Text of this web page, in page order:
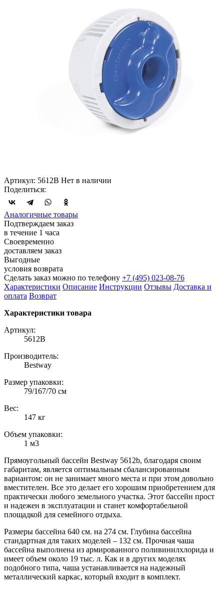
Артикул: 5612B Нет в наличии
Поделиться:
Аналогичные товары
Подтверждаем заказ
в течение 1 часа
Своевременно
доставляем заказ
Выгодные
условия возврата
Сделать заказ можно по телефону +7 (495) 023-08-76
Характеристики Описание Инструкции Отзывы Доставка и
оплата Возврат
Характеристики товара
Артикул:
5612B
Производитель:
Bestway
Размер упаковки:
79/167/70 см
Вес:
147 кг
Объем упаковки:
1 м3
Прямоугольный бассейн Bestway 5612b, благодаря своим
габаритам, является оптимальным сбалансированным
вариантом: он не занимает много места и при этом довольно
вместителен. Все это делает его хорошим приобретением для
практически любого земельного участка. Этот бассейн прост
и надежен в эксплуатации и станет комфортабельной
площадкой для семейного отдыха.
Размеры бассейна 640 см. на 274 см. Глубина бассейна
стандартная для таких моделей – 132 см. Прочная чаша
бассейна выполнена из армированного поливинилхлорида и
имеет объем около 19 тыс. л. Как и в других моделях
подобного типа, чаша устанавливается на надежный
металлический каркас, который входит в комплект.